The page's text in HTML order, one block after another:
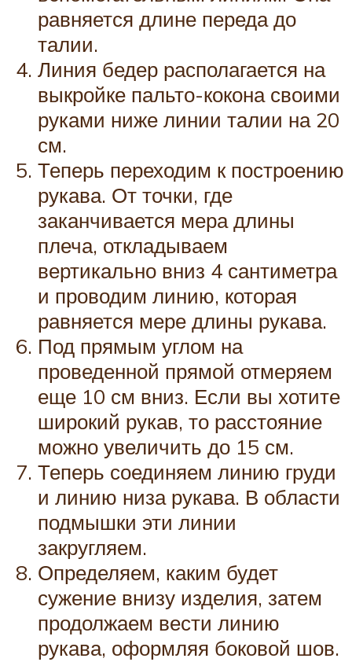
равняется длине переда до
талии.
Линия бедер располагается на
выкройке пальто-кокона своими
руками ниже линии талии на 20
см.
Теперь переходим к построению
рукава. От точки, где
заканчивается мера длины
плеча, откладываем
вертикально вниз 4 сантиметра
и проводим линию, которая
равняется мере длины рукава.
Под прямым углом на
проведенной прямой отмеряем
еще 10 см вниз. Если вы хотите
широкий рукав, то расстояние
можно увеличить до 15 см.
Теперь соединяем линию груди
и линию низа рукава. В области
подмышки эти линии
закругляем.
Определяем, каким будет
сужение внизу изделия, затем
продолжаем вести линию
рукава, оформляя боковой шов.